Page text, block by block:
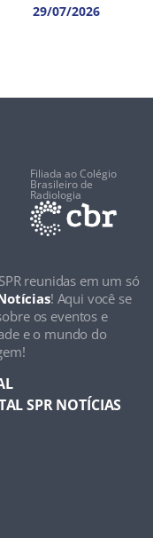
29/07/2026
Filiada ao Colégio
Brasileiro de
Radiologia
reunidas em um só
! Aqui você se
os eventos e
e o mundo do
SPR NOTÍCIAS